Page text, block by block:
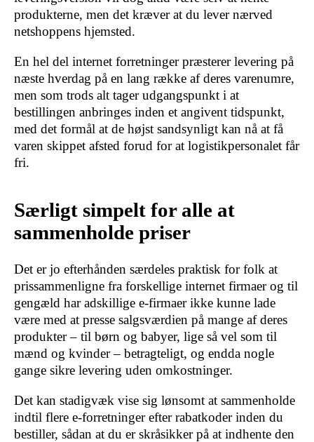
produkterne, men det kræver at du lever nærved
netshoppens hjemsted.
En hel del internet forretninger præsterer levering på
næste hverdag på en lang række af deres varenumre,
men som trods alt tager udgangspunkt i at
bestillingen anbringes inden et angivent tidspunkt,
med det formål at de højst sandsynligt kan nå at få
varen skippet afsted forud for at logistikpersonalet får
fri.
Særligt simpelt for alle at
sammenholde priser
Det er jo efterhånden særdeles praktisk for folk at
prissammenligne fra forskellige internet firmaer og til
gengæld har adskillige e-firmaer ikke kunne lade
være med at presse salgsværdien på mange af deres
produkter – til børn og babyer, lige så vel som til
mænd og kvinder – betragteligt, og endda nogle
gange sikre levering uden omkostninger.
Det kan stadigvæk vise sig lønsomt at sammenholde
indtil flere e-forretninger efter rabatkoder inden du
bestiller, sådan at du er skråsikker på at indhente den